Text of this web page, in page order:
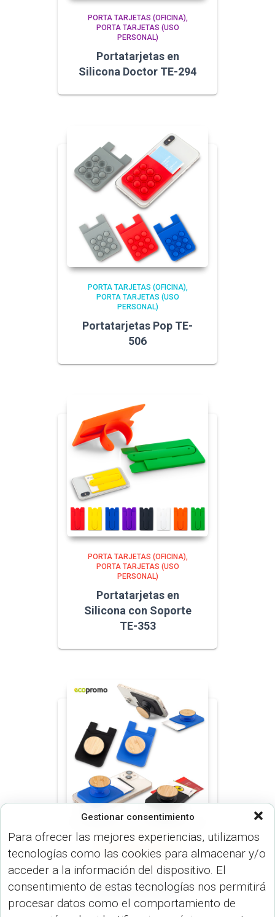
Gestionar consentimiento
Para ofrecer las mejores experiencias, utilizamos
tecnologías como las cookies para almacenar y/o
acceder a la información del dispositivo. El
consentimiento de estas tecnologías nos permitirá
procesar datos como el comportamiento de
PORTA TARJETAS (OFICINA)
PORTA TARJETAS (USO
PERSONAL)
Portatarjetas en
Silicona Doctor TE-294
PORTA TARJETAS (OFICINA)
PORTA TARJETAS (USO
PERSONAL)
Portatarjetas Pop TE-
506
PORTA TARJETAS (OFICINA)
PORTA TARJETAS (USO
PERSONAL)
Portatarjetas en
Silicona con Soporte
TE-353
PORTA CELULARES (DISP.
TECNOLÓGICOS) PORTA
TARJETAS (OFICINA)
Portatarjetas Pump
Bamboo TE-448-1